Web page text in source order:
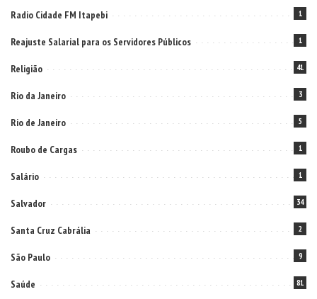
Radio Cidade FM Itapebi 1
Reajuste Salarial para os Servidores Públicos 1
Religião 41
Rio da Janeiro 3
Rio de Janeiro 5
Roubo de Cargas 1
Salário 1
Salvador 34
Santa Cruz Cabrália 2
São Paulo 9
Saúde 81